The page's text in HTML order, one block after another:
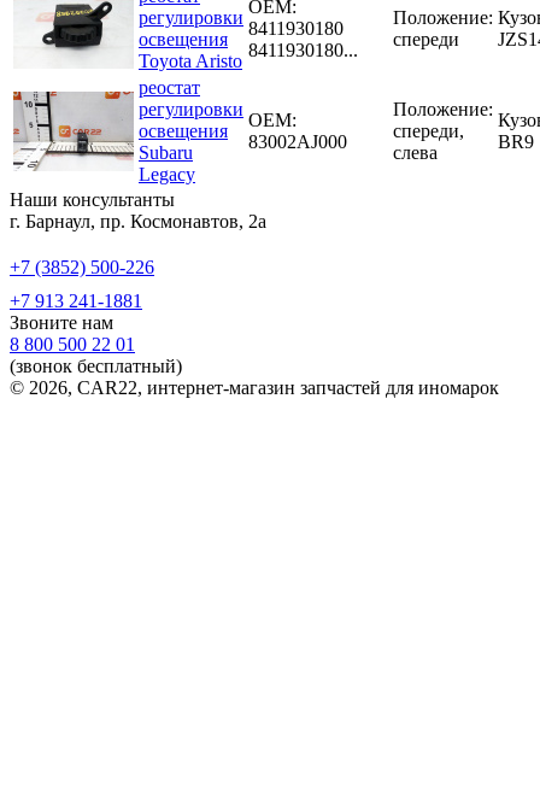
регулировки
освещения
Toyota Aristo
OEM:
8411930180
8411930180...
Положение:
спереди
реостат
регулировки
освещения
Subaru
Legacy
OEM:
83002AJ000
Положение:
спереди,
слева
BR9
Наши консультанты
г. Барнаул, пр. Космонавтов, 2а
+7 (3852) 500-226
+7 913 241-1881
Звоните нам
8 800 500 22 01
(звонок бесплатный)
© 2026, CAR22, интернет-магазин запчастей для иномарок